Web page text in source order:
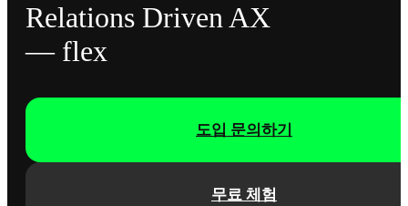
Relations Driven AX
— flex
무료 체험
도입 문의하기